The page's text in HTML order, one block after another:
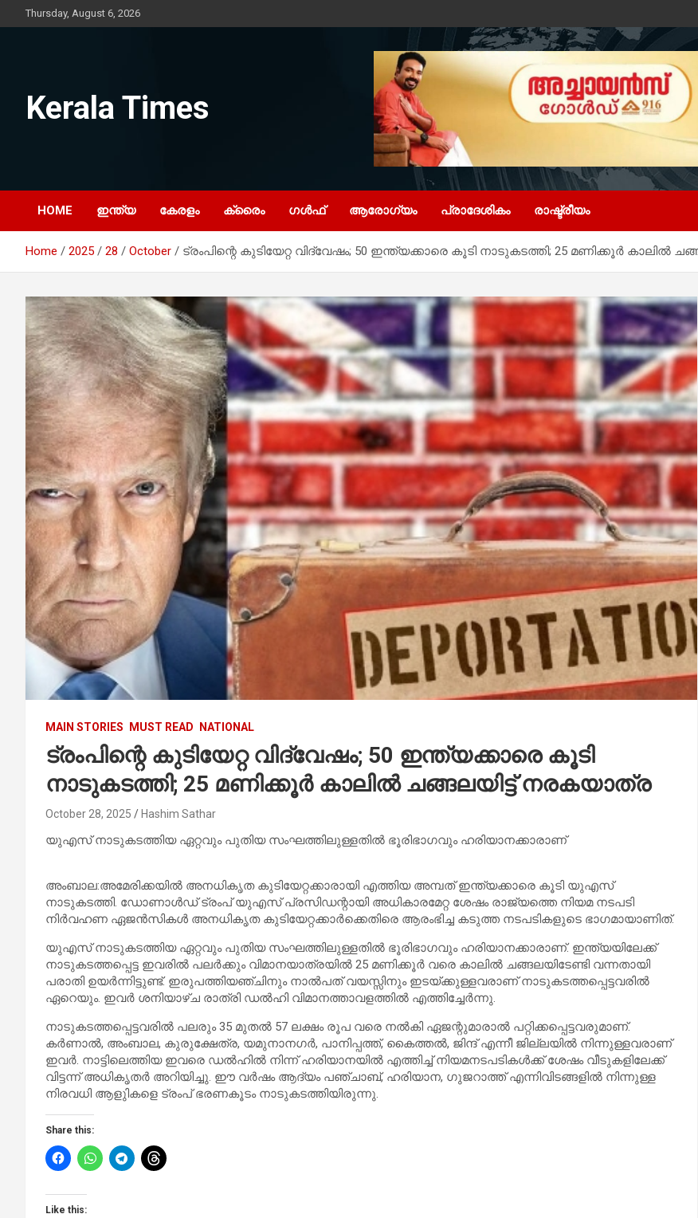
to
Thursday, August 6, 2026
Kerala Times
HOME ഇന്ത്യ കേരളം ക്രൈം ഗൾഫ് ആരോഗ്യം പ്രാദേശികം രാഷ്ട്രീയം
Home 2025 28 October ട്രംപിന്റെ കുടിയേറ്റ വിദ്വേഷം; 50 ഇന്ത്യക്കാരെ കൂടി നാടുകടത്തി; 25 മണിക്കൂര്‍ കാലില്‍
MAIN STORIES MUST READ NATIONAL
ട്രംപിന്റെ കുടിയേറ്റ വിദ്വേഷം; 50 ഇന്ത്യക്കാരെ കൂടി
നാടുകടത്തി; 25 മണിക്കൂര്‍ കാലില്‍ ചങ്ങലയിട്ട് നരകയാത്ര
October 28, 2025 Hashim Sathar
യുഎസ് നാടുകടത്തിയ ഏറ്റവും പുതിയ സംഘത്തിലുള്ളതില്‍ ഭൂരിഭാഗവും ഹരിയാനക്കാരാണ്
അംബാല:അമേരിക്കയില്‍ അനധികൃത കുടിയേറ്റക്കാരായി എത്തിയ അമ്പത് ഇന്ത്യക്കാരെ കൂടി യുഎസ്
നാടുകടത്തി. ഡോണാള്‍ഡ് ട്രംപ് യുഎസ് പ്രസിഡന്റായി അധികാരമേറ്റ ശേഷം രാജ്യത്തെ നിയമ നടപടി
നിര്‍വഹണ ഏജന്‍സികള്‍ അനധികൃത കുടിയേറ്റക്കാര്‍ക്കെതിരെ ആരംഭിച്ച കടുത്ത നടപടികളുടെ ഭാഗമായാണിത്.
യുഎസ് നാടുകടത്തിയ ഏറ്റവും പുതിയ സംഘത്തിലുള്ളതില്‍ ഭൂരിഭാഗവും ഹരിയാനക്കാരാണ്. ഇന്ത്യയിലേക്ക്
നാടുകടത്തപ്പെട്ട ഇവരില്‍ പലര്‍ക്കും വിമാനയാത്രയില്‍ 25 മണിക്കൂര്‍ വരെ കാലില്‍ ചങ്ങലയിടേണ്ടി വന്നതായി
പരാതി ഉയര്‍ന്നിട്ടുണ്ട്. ഇരുപത്തിയഞ്ചിനും നാല്‍പത് വയസ്സിനും ഇടയ്ക്കുള്ളവരാണ് നാടുകടത്തപ്പെട്ടവരില്‍
ഏറെയും. ഇവര്‍ ശനിയാഴ്ച രാത്രി ഡല്‍ഹി വിമാനത്താവളത്തില്‍ എത്തിച്ചേര്‍ന്നു.
നാടുകടത്തപ്പെട്ടവരില്‍ പലരും 35 മുതല്‍ 57 ലക്ഷം രൂപ വരെ നല്‍കി ഏജന്റുമാരാല്‍ പറ്റിക്കപ്പെട്ടവരുമാണ്.
കര്‍ണാല്‍, അംബാല, കുരുക്ഷേത്ര, യമുനാനഗര്‍, പാനിപ്പത്ത്, കൈത്തല്‍, ജിന്ദ് എന്നീ ജില്ലയില്‍ നിന്നുള്ളവരാണ്
ഇവര്‍. നാട്ടിലെത്തിയ ഇവരെ ഡല്‍ഹില്‍ നിന്ന് ഹരിയാനയില്‍ എത്തിച്ച് നിയമനടപടികള്‍ക്ക് ശേഷം വീടുകളിലേക്ക്
വിട്ടന്ന് അധികൃതര്‍ അറിയിച്ചു. ഈ വര്‍ഷം ആദ്യം പഞ്ചാബ്, ഹരിയാന, ഗുജറാത്ത് എന്നിവിടങ്ങളില്‍ നിന്നുള്ള
നിരവധി ആളുികളെ ട്രംപ് ഭരണകൂടം നാടുകടത്തിയിരുന്നു.
Share this:
Like this: